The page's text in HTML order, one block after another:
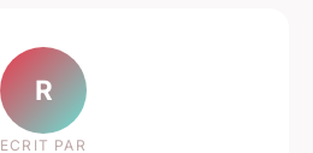
R
ECRIT PAR